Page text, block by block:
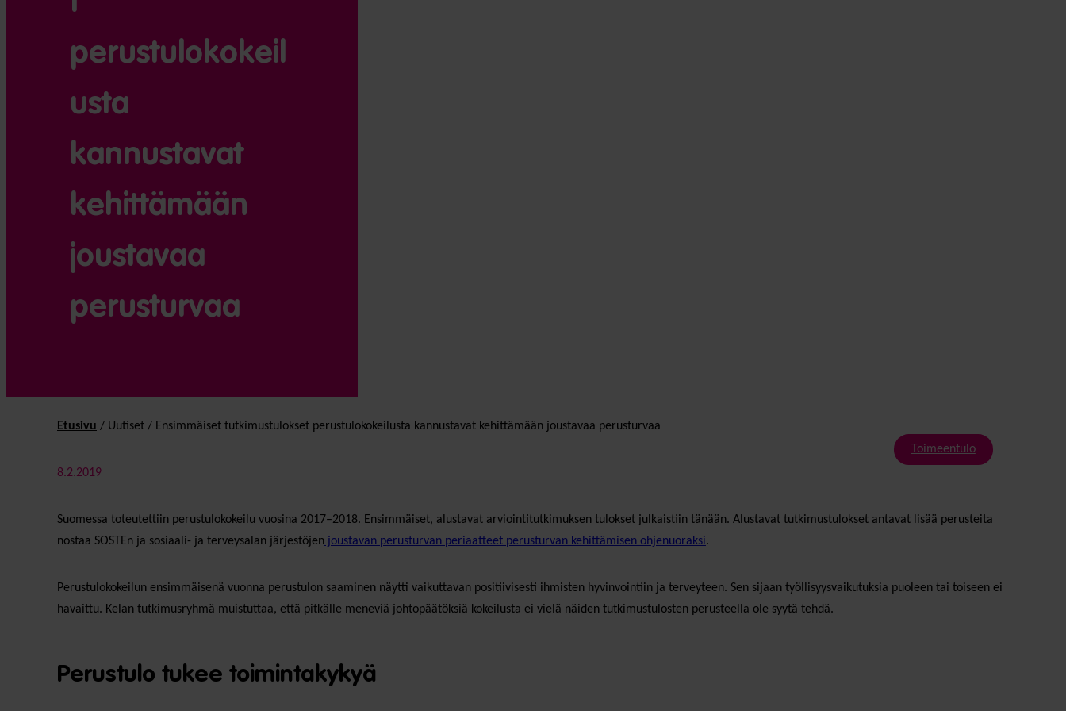
perustulokokeil
usta
kannustavat
kehittämään
joustavaa
perusturvaa
Etusivu / Uutiset / Ensimmäiset tutkimustulokset perustulokokeilusta kannustavat kehittämään joustavaa perusturvaa
8.2.2019
Toimeentulo
Suomessa toteutettiin perustulokokeilu vuosina 2017–2018. Ensimmäiset, alustavat arviointitutkimuksen tulokset julkaistiin tänään. Alustavat tutkimustulokset antavat lisää perusteita
nostaa SOSTEn ja sosiaali- ja terveysalan järjestöjen joustavan perusturvan periaatteet perusturvan kehittämisen ohjenuoraksi.
Perustulokokeilun ensimmäisenä vuonna perustulon saaminen näytti vaikuttavan positiivisesti ihmisten hyvinvointiin ja terveyteen. Sen sijaan työllisyysvaikutuksia puoleen tai toiseen ei
havaittu. Kelan tutkimusryhmä muistuttaa, että pitkälle meneviä johtopäätöksiä kokeilusta ei vielä näiden tutkimustulosten perusteella ole syytä tehdä.
Perustulo tukee toimintakykyä